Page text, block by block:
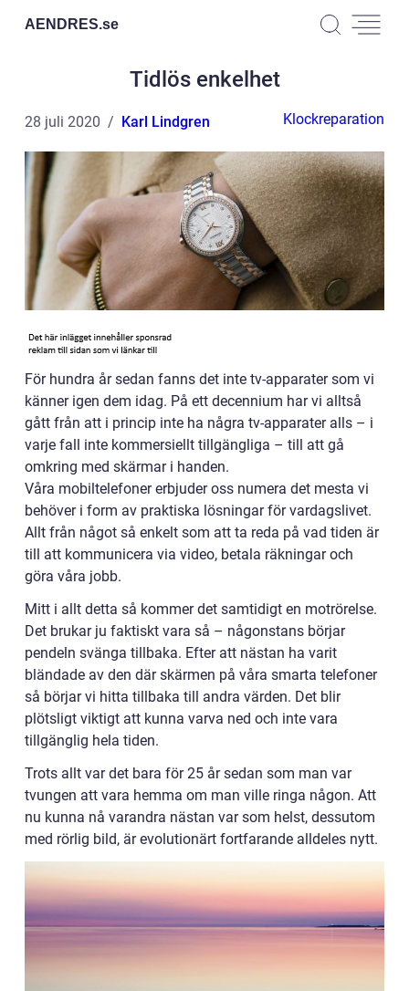
AENDRES.se
Tidlös enkelhet
28 juli 2020 Karl Lindgren Klockreparation
För hundra år sedan fanns det inte tv-apparater som vi
känner igen dem idag. På ett decennium har vi alltså
gått från att i princip inte ha några tv-apparater alls – i
varje fall inte kommersiellt tillgängliga – till att gå
omkring med skärmar i handen.
Våra mobiltelefoner erbjuder oss numera det mesta vi
behöver i form av praktiska lösningar för vardagslivet.
Allt från något så enkelt som att ta reda på vad tiden är
till att kommunicera via video, betala räkningar och
göra våra jobb.
Mitt i allt detta så kommer det samtidigt en motrörelse.
Det brukar ju faktiskt vara så – någonstans börjar
pendeln svänga tillbaka. Efter att nästan ha varit
bländade av den där skärmen på våra smarta telefoner
så börjar vi hitta tillbaka till andra värden. Det blir
plötsligt viktigt att kunna varva ned och inte vara
tillgänglig hela tiden.
Trots allt var det bara för 25 år sedan som man var
tvungen att vara hemma om man ville ringa någon. Att
nu kunna nå varandra nästan var som helst, dessutom
med rörlig bild, är evolutionärt fortfarande alldeles nytt.